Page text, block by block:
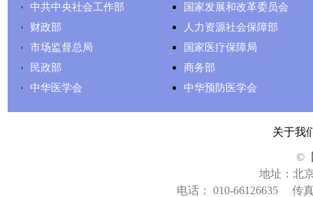
中共中央社会工作部
国家发展和改革委员会
财政部
人力资源社会保障部
市场监督总局
国家医疗保障局
民政部
商务部
中华医学会
中华预防医学会
关于我
©
地址：北
电话： 010-66126635
传